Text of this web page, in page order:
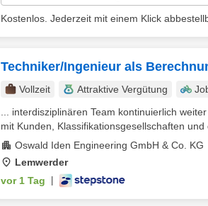
Kostenlos. Jederzeit mit einem Klick
Techniker/Ingenieur als
Vollzeit Attraktive Vergütung
... interdisziplinären Team kontinuierlich
mit Kunden, Klassifikationsgesellschaften und
Oswald Iden Engineering GmbH & Co. KG
Lemwerder
vor 1 Tag